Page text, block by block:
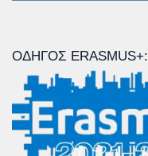
ΟΔΗΓΌΣ ERASMUS+: